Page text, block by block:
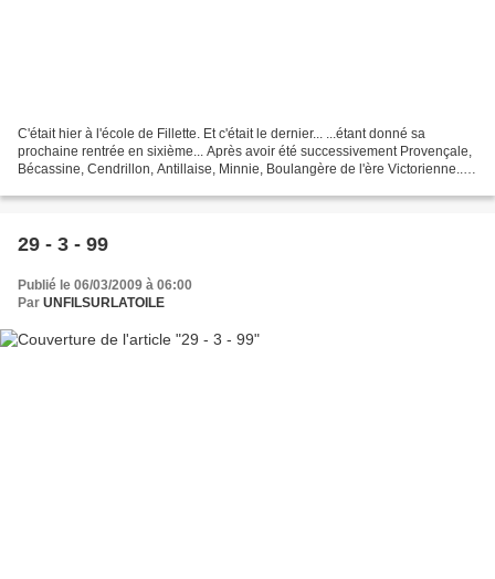
C'était hier à l'école de Fillette. Et c'était le dernier... ...étant donné sa
prochaine rentrée en sixième... Après avoir été successivement Provençale,
Bécassine, Cendrillon, Antillaise, Minnie, Boulangère de l'ère Victorienne...
29 - 3 - 99
Publié le 06/03/2009 à 06:00
Par UNFILSURLATOILE